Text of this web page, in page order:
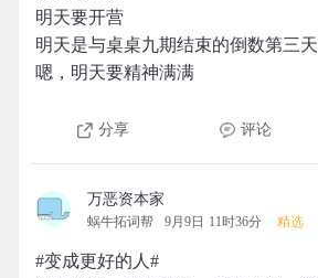
明天要开营
明天是与桌桌九期结束的倒数第三天
嗯，明天要精神满满
分享 评论
万恶资本家
蜗牛拓词帮 9月9日 11时36分 精选
#变成更好的人#